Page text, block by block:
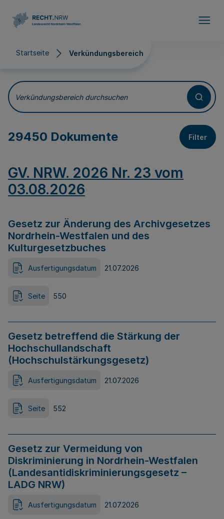
Startseite Verkündungsbereich
Verkündungsbereich
Verkündungsbereich durchsuchen
29450 Dokumente Filter
GV. NRW. 2026 Nr. 23 vom
03.08.2026
Gesetz zur Änderung des Archivgesetzes
Nordrhein-Westfalen und des
Kulturgesetzbuches
Ausfertigungsdatum 21.07.2026
Seite 550
Gesetz betreffend die Stärkung der
Hochschullandschaft
(Hochschulstärkungsgesetz)
Ausfertigungsdatum 21.07.2026
Seite 552
Gesetz zur Vermeidung von
Diskriminierung in Nordrhein-Westfalen
(Landesantidiskriminierungsgesetz –
LADG NRW)
Ausfertigungsdatum 21.07.2026